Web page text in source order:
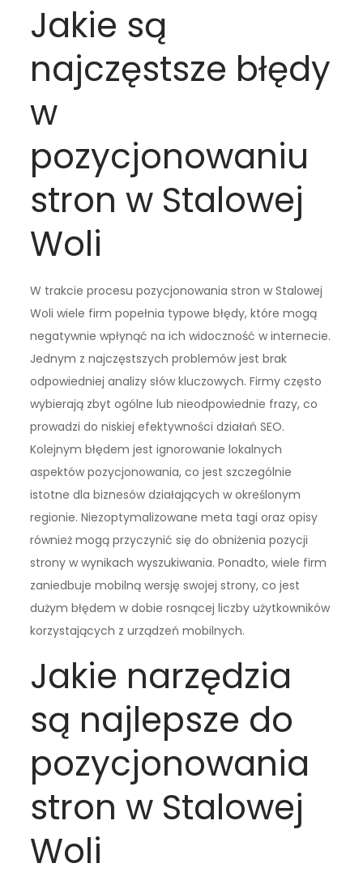
Jakie są
najczęstsze błędy
w
pozycjonowaniu
stron w Stalowej
Woli
W trakcie procesu pozycjonowania stron w Stalowej
Woli wiele firm popełnia typowe błędy, które mogą
negatywnie wpłynąć na ich widoczność w internecie.
Jednym z najczęstszych problemów jest brak
odpowiedniej analizy słów kluczowych. Firmy często
wybierają zbyt ogólne lub nieodpowiednie frazy, co
prowadzi do niskiej efektywności działań SEO.
Kolejnym błędem jest ignorowanie lokalnych
aspektów pozycjonowania, co jest szczególnie
istotne dla biznesów działających w określonym
regionie. Niezoptymalizowane meta tagi oraz opisy
również mogą przyczynić się do obniżenia pozycji
strony w wynikach wyszukiwania. Ponadto, wiele firm
zaniedbuje mobilną wersję swojej strony, co jest
dużym błędem w dobie rosnącej liczby użytkowników
korzystających z urządzeń mobilnych.
Jakie narzędzia
są najlepsze do
pozycjonowania
stron w Stalowej
Woli